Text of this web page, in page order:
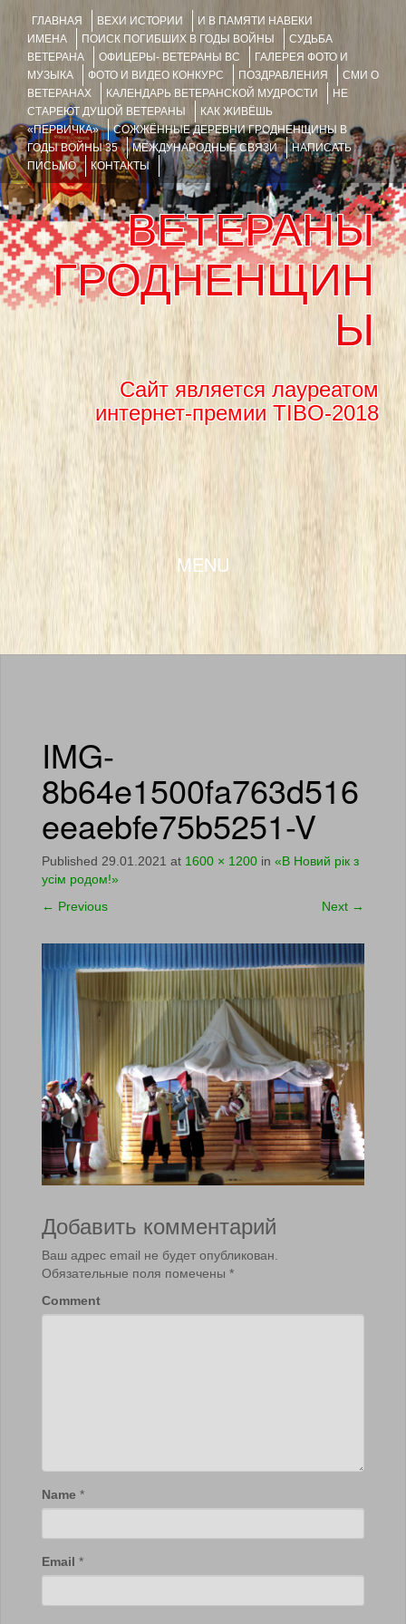
ГЛАВНАЯ ВЕХИ ИСТОРИИ
И В ПАМЯТИ НАВЕКИ
ИМЕНА
ПОИСК ПОГИБШИХ В ГОДЫ ВОЙНЫ
СУДЬБА
ВЕТЕРАНА
ОФИЦЕРЫ- ВЕТЕРАНЫ ВС
ГАЛЕРЕЯ ФОТО И
МУЗЫКА
ФОТО И ВИДЕО КОНКУРС ПОЗДРАВЛЕНИЯ
СМИ О
ВЕТЕРАНАХ
КАЛЕНДАРЬ ВЕТЕРАНСКОЙ МУДРОСТИ
НЕ
СТАРЕЮТ ДУШОЙ ВЕТЕРАНЫ
КАК ЖИВЁШЬ
«ПЕРВИЧКА»
СОЖЖЁННЫЕ ДЕРЕВНИ ГРОДНЕНЩИНЫ В
ГОДЫ ВОЙНЫ 35
МЕЖДУНАРОДНЫЕ СВЯЗИ
НАПИСАТЬ
ПИСЬМО
КОНТАКТЫ
ВЕТЕРАНЫ
ГРОДНЕНЩИН
Ы
Сайт является лауреатом
интернет-премии TIBO-2018
MENU
SKIP TO CONTENT
IMG-
8b64e1500fa763d516
eeaebfe75b5251-V
Published 29.01.2021 at 1600 × 1200 in «В Новий рік з
усім родом!»
← Previous Next →
Добавить комментарий
Ваш адрес email не будет опубликован.
Обязательные поля помечены *
Comment
Name *
Email *